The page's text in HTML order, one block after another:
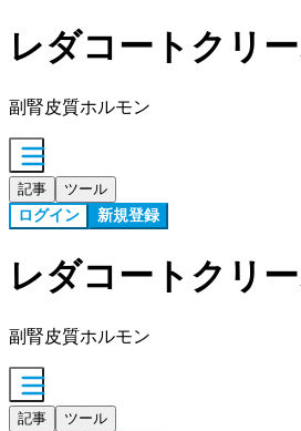
レダコートクリ
副腎皮質ホルモン
記事 ツール
ログイン 新規登録
レダコートクリ
副腎皮質ホルモン
記事 ツール